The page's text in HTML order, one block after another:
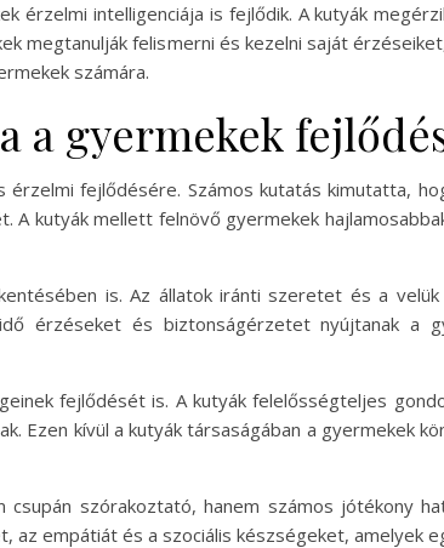
érzelmi intelligenciája is fejlődik. A kutyák
megtanulják felismerni és kezelni saját
számára.
a gyermekek
fejlődésére. Számos kutatás kimutatta,
kutyák mellett felnövő gyermekek
is. Az állatok iránti szeretet és a
érzéseket és biztonságérzetet nyújtanak a
fejlődését is. A kutyák felelősségteljes
Ezen kívül a kutyák társaságában a gyermekek
szórakoztató, hanem számos jótékony
empátiát és a szociális készségeket, amelyek